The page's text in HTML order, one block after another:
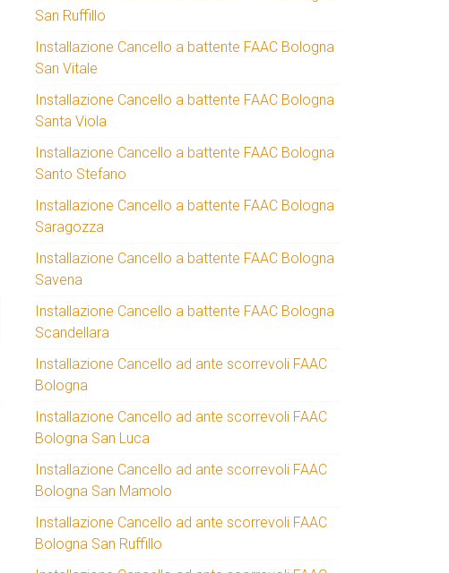
San Ruffillo
Installazione Cancello a battente FAAC Bologna
San Vitale
Installazione Cancello a battente FAAC Bologna
Santa Viola
Installazione Cancello a battente FAAC Bologna
Santo Stefano
Installazione Cancello a battente FAAC Bologna
Saragozza
Installazione Cancello a battente FAAC Bologna
Savena
Installazione Cancello a battente FAAC Bologna
Scandellara
Installazione Cancello ad ante scorrevoli FAAC
Bologna
Installazione Cancello ad ante scorrevoli FAAC
Bologna San Luca
Installazione Cancello ad ante scorrevoli FAAC
Bologna San Mamolo
Installazione Cancello ad ante scorrevoli FAAC
Bologna San Ruffillo